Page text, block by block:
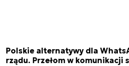
Polskie alternatywy dla
rządu. Przełom w komunikacji